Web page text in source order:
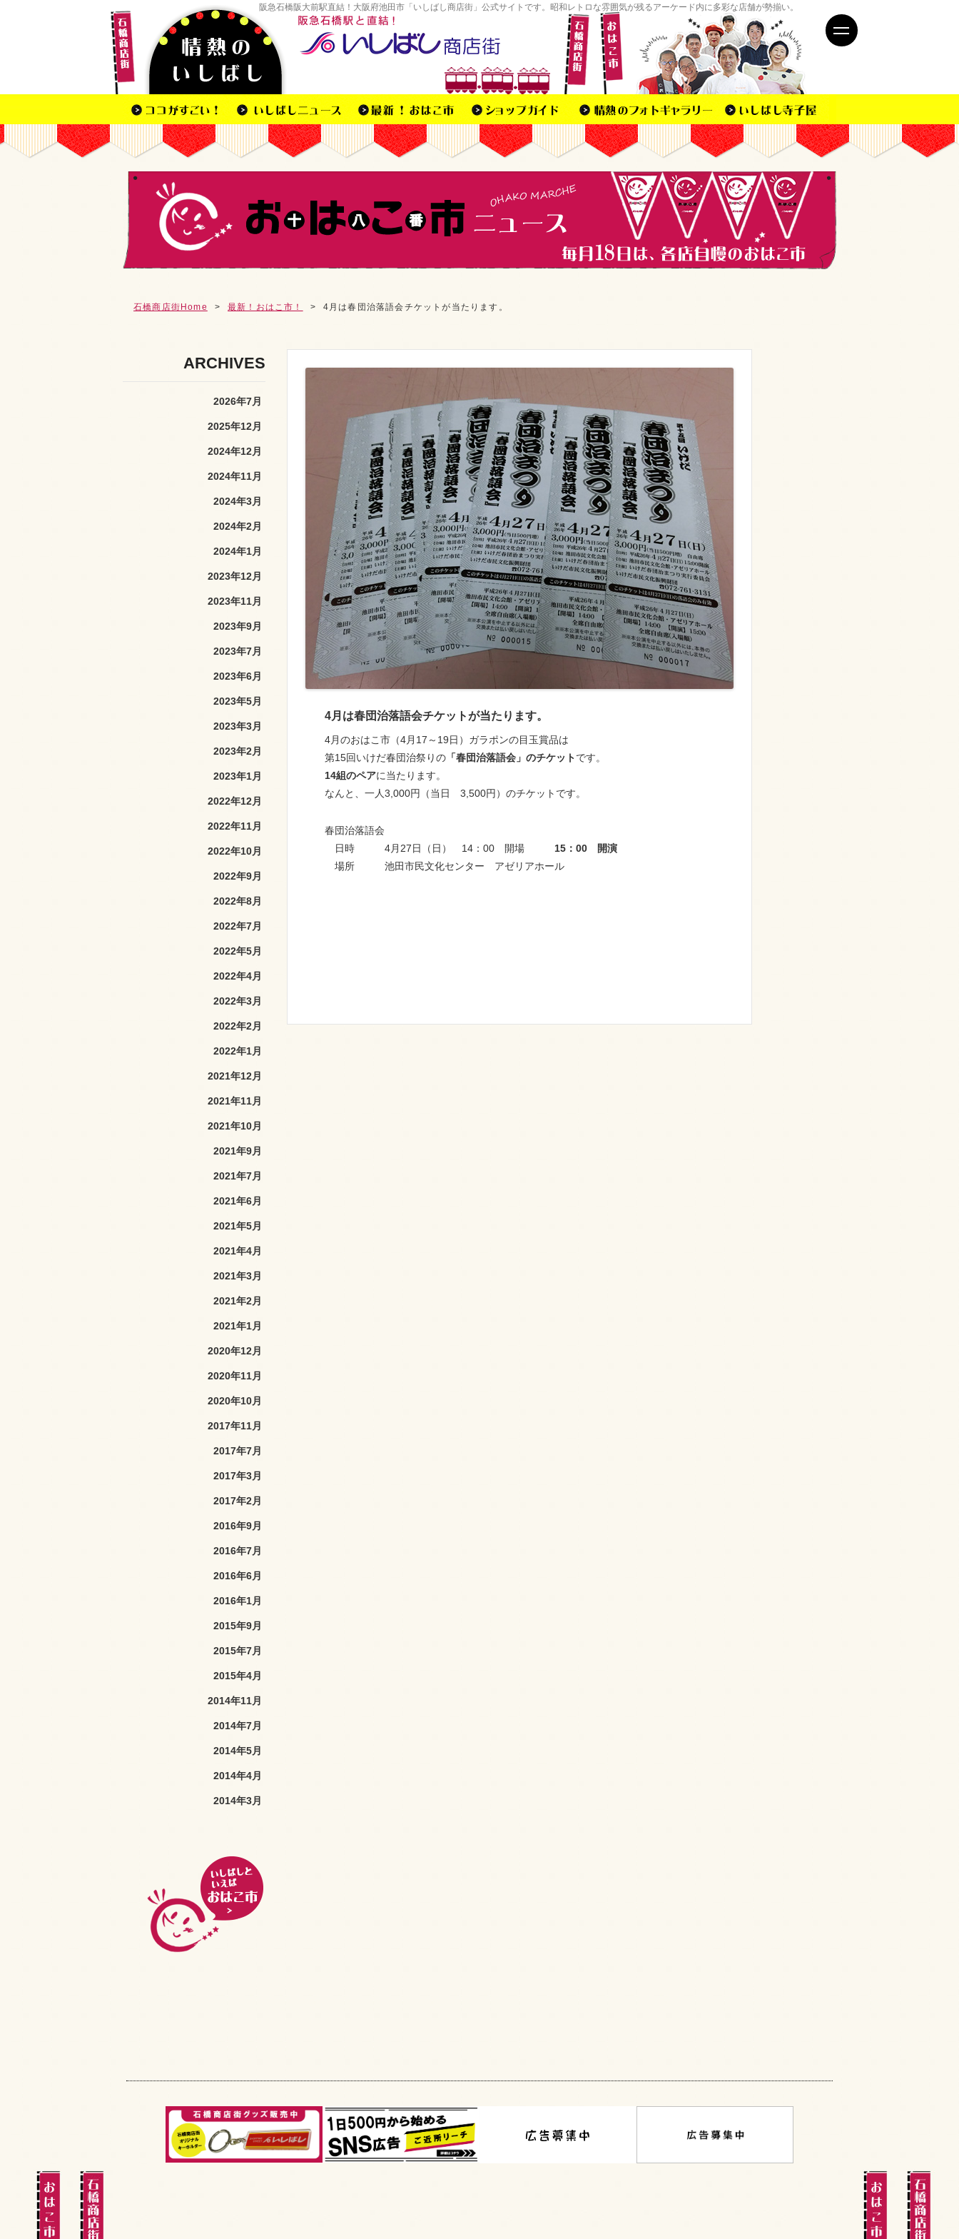
阪急石橋阪大前駅直結！大阪府池田市「いしばし商店街」公式サイトです。昭和レトロな雰囲気が残るアーケード内に多彩な店舗が勢揃い。
石橋商店街Home > 最新！おはこ市！ > 4月は春団治落語会チケットが当たります。
ARCHIVES
2026年7月
2025年12月
2024年12月
2024年11月
2024年3月
2024年2月
2024年1月
2023年12月
2023年11月
2023年9月
2023年7月
2023年6月
2023年5月
2023年3月
2023年2月
2023年1月
2022年12月
2022年11月
2022年10月
2022年9月
2022年8月
2022年7月
2022年5月
2022年4月
2022年3月
2022年2月
2022年1月
2021年12月
2021年11月
2021年10月
2021年9月
2021年7月
2021年6月
2021年5月
2021年4月
2021年3月
2021年2月
2021年1月
2020年12月
2020年11月
2020年10月
2017年11月
2017年7月
2017年3月
2017年2月
2016年9月
2016年7月
2016年6月
2016年1月
2015年9月
2015年7月
2015年4月
2014年11月
2014年7月
2014年5月
2014年4月
2014年3月
4月は春団治落語会チケットが当たります。
4月のおはこ市（4月17～19日）ガラポンの目玉賞品は
第15回いけだ春団治祭りの 「春団治落語会」のチケットです。
14組のペアに当たります。
なんと、一人3,000円（当日 3,500円）のチケットです。
春団治落語会
日時 4月27日（日） 14：00 開場 15：00 開演
場所 池田市民文化センター アゼリアホール